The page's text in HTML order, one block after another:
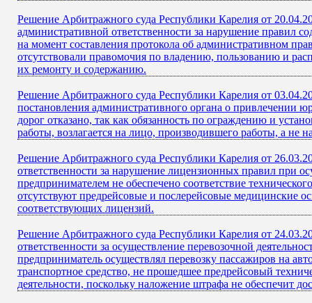
Решение Арбитражного суда Республики Карелия от
административной ответственности за нарушение правил
на момент составления протокола об административном
отсутствовали правомочия по владению, пользованию и
их ремонту и содержанию.
Решение Арбитражного суда Республики Карелия от
постановления административного органа о привлечении
дорог отказано, так как обязанность по ограждению и
работы, возлагается на лицо, производившего работы, а не
Решение Арбитражного суда Республики Карелия от
ответственности за нарушение лицензионных правил при
предпринимателем не обеспечено соответствие
отсутствуют предрейсовые и послерейсовые
соответствующих лицензий.
Решение Арбитражного суда Республики Карелия от
ответственности за осуществление перевозочной
предприниматель осуществлял перевозку пассажиров на
транспортное средство, не прошедшее предрейсовый
деятельности, поскольку наложение штрафа не обеспечит